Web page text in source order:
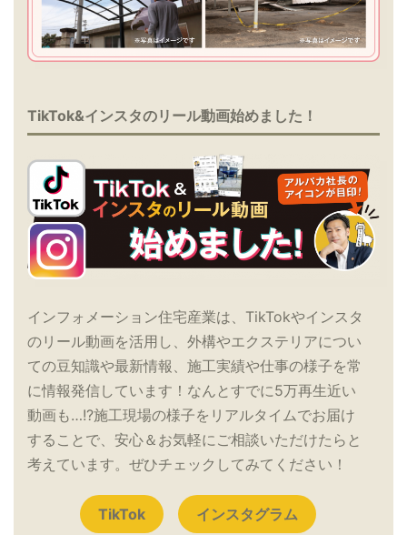
TikTok&インスタのリール動画始めました！
インフォメーション住宅産業は、TikTokやインスタ
のリール動画を活用し、外構やエクステリアについ
ての豆知識や最新情報、施工実績や仕事の様子を常
に情報発信しています！なんとすでに5万再生近い
動画も…!?施工現場の様子をリアルタイムでお届け
することで、安心＆お気軽にご相談いただけたらと
考えています。ぜひチェックしてみてください！
TikTok インスタグラム